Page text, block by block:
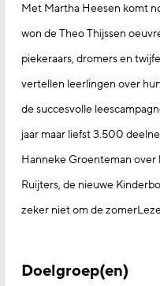
Met Martha Heesen komt
won de Theo Thijssen
piekeraars, dromers en
vertellen leerlingen over
de succesvolle
jaar maar liefst 3.500
Hanneke Groenteman
Ruijters, de nieuwe
zeker niet om de
Doelgroep(en)